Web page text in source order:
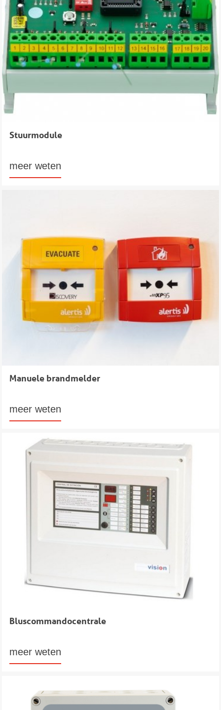
Stuurmodule
meer weten
Manuele brandmelder
meer weten
Bluscommandocentrale
meer weten